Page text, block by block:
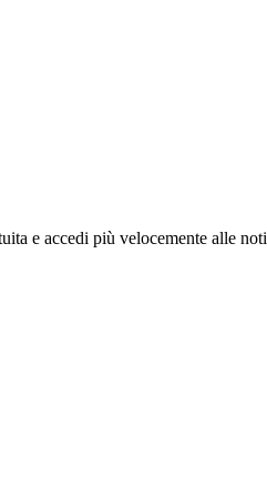
e accedi più velocemente alle